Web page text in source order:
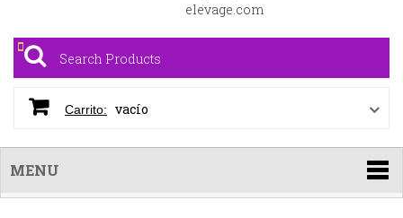
elevage.com
Carrito: vacío
MENU